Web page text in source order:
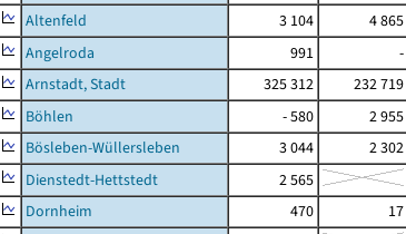
Altenfeld
3 104 4 865
Angelroda
991 -
Arnstadt, Stadt
325 312 232 719
Böhlen
- 580 2 955
Bösleben-Wüllersleben
3 044 2 302
Dienstedt-Hettstedt
2 565
Dornheim
470 17